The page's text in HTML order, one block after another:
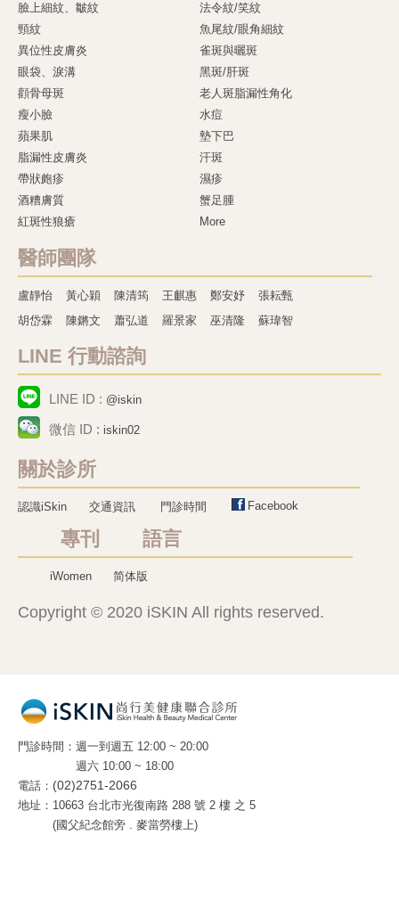
臉上細紋、皺紋
法令紋/笑紋
頸紋
魚尾紋/眼角細紋
異位性皮膚炎
雀斑與曬斑
眼袋、淚溝
黑斑/肝斑
顴骨母斑
老人斑脂漏性角化
瘦小臉
水痘
蘋果肌
墊下巴
脂漏性皮膚炎
汗斑
帶狀皰疹
濕疹
酒糟膚質
蟹足腫
紅斑性狼瘡
More
醫師團隊
盧靜怡 黃心穎 陳清筠 王麒惠 鄭安妤
張耘甄
胡岱霖
陳鏘文 蕭弘道 羅景家 巫清隆 蘇瑋智
LINE 行動諮詢
LINE ID : @iskin
微信 ID : iskin02
關於診所
認識iSkin 交通資訊 門診時間 Facebook
專刊 語言
iWomen 简体版
Copyright © 2020 iSKIN All rights reserved.
門診時間
週一到週五 12:00 ~ 20:00
週六 10:00 ~ 18:00
電話
(02)2751-2066
地址
10663 台北市光復南路 288 號 2 樓 之 5
(國父紀念館旁 . 麥當勞樓上)